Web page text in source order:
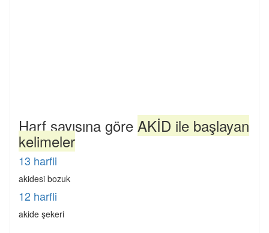
Harf sayısına göre AKİD ile başlayan
kelimeler
13 harfli
akidesi bozuk
12 harfli
akide şekeri